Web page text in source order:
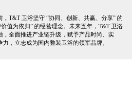
T&T 卫浴坚守 “协同、创新、共赢、分享” 的
值为依归” 的经营理念。未来五年，T&T 卫浴
，全面推进产业链升级，赋予产品时尚、实
，立志成为国内整装卫浴的领军品牌。